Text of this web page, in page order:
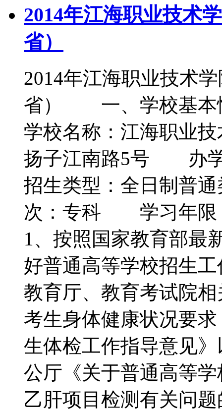
2014年江海职业技术
省）
2014年江海职业技术
省） 一、学校基
学校名称：江海职业
扬子江南路5号 办
招生类型：全日制普
次：专科 学习年
1、按照国家教育部最
好普通高等学校招生
教育厅、教育考试院
考生身体健康状况要
生体检工作指导意见
公厅《关于普通高等
乙肝项目检测有关问